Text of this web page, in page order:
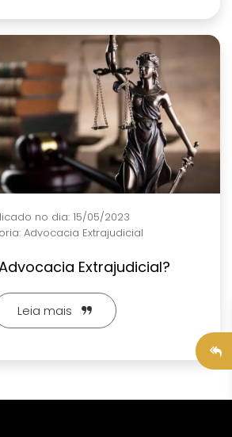
no dia: 15/05/2023
Advocacia Extrajudicial
Extrajudicial?
Leia mais